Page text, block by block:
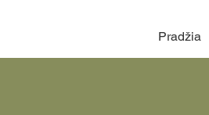
Pradžia